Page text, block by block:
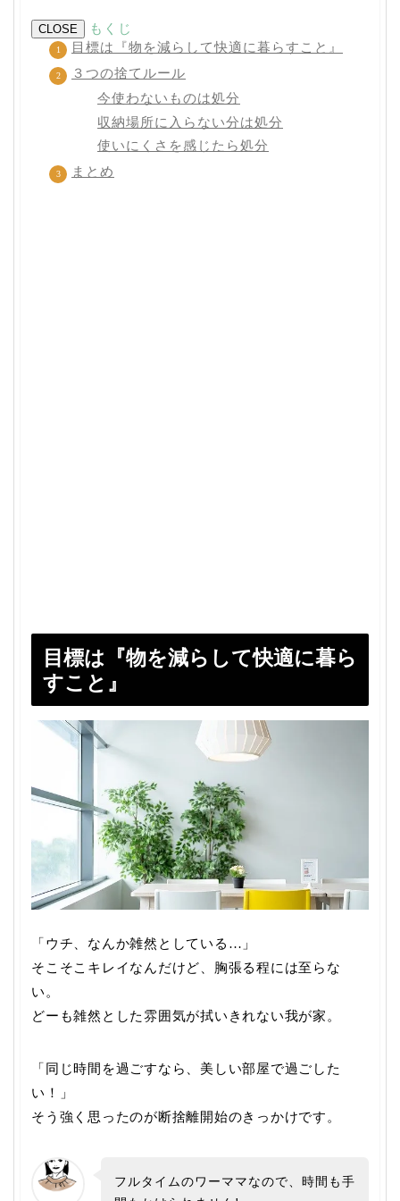
CLOSE
もくじ
目標は『物を減らして快適に暮らすこと』
３つの捨てルール
今使わないものは処分
収納場所に入らない分は処分
使いにくさを感じたら処分
まとめ
目標は『物を減らして快適に暮ら
すこと』
「ウチ、なんか雑然としている…」
そこそこキレイなんだけど、胸張る程には至らな
い。
どーも雑然とした雰囲気が拭いきれない我が家。
「同じ時間を過ごすなら、美しい部屋で過ごした
い！」
そう強く思ったのが断捨離開始のきっかけです。
フルタイムのワーママなので、時間も手